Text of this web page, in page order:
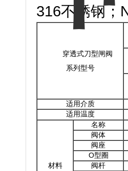
316不锈钢；
穿透式刀型闸阀
系列型号
适用介质
适用温度
材料
名称
阀体
阀座
O型圈
阀杆